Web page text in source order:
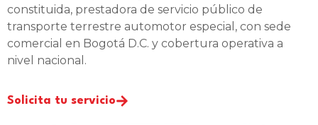
constituida, prestadora de servicio público de
transporte terrestre automotor especial, con sede
comercial en Bogotá D.C. y cobertura operativa a
nivel nacional.
Solicita tu servicio